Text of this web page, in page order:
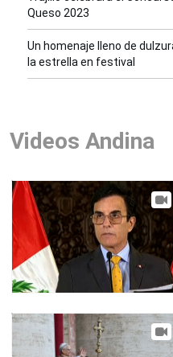
Queso 2023
Un homenaje lleno de
la estrella en festival
Videos Andina